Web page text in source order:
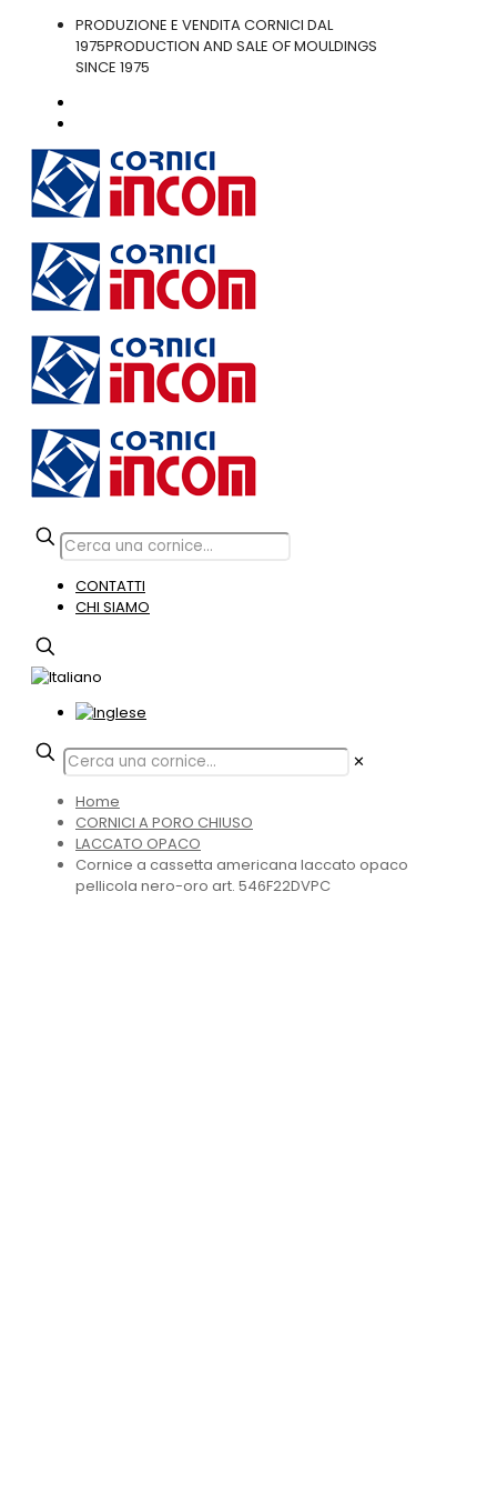
PRODUZIONE E VENDITA CORNICI DAL
1975PRODUCTION AND SALE OF MOULDINGS
SINCE 1975
CONTATTI
CHI SIAMO
✕
Home
CORNICI A PORO CHIUSO
LACCATO OPACO
Cornice a cassetta americana laccato opaco
pellicola nero-oro art. 546F22DVPC